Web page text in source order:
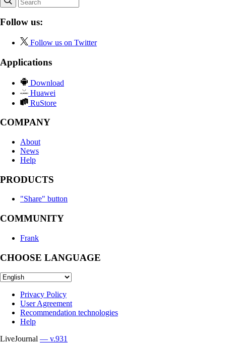
Follow us:
Follow us on Twitter
Applications
Download
Huawei
RuStore
COMPANY
About
News
Help
PRODUCTS
"Share" button
COMMUNITY
Frank
CHOOSE LANGUAGE
Privacy Policy
User Agreement
Recommendation technologies
Help
LiveJournal — v.931